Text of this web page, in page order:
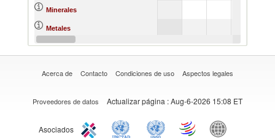
Minerales
Metales
Materias primas
Acerca de Contacto Condiciones de uso Aspectos legales
Proveedores de datos Actualizar página : Aug-6-2026 15:08 ET
Asociados